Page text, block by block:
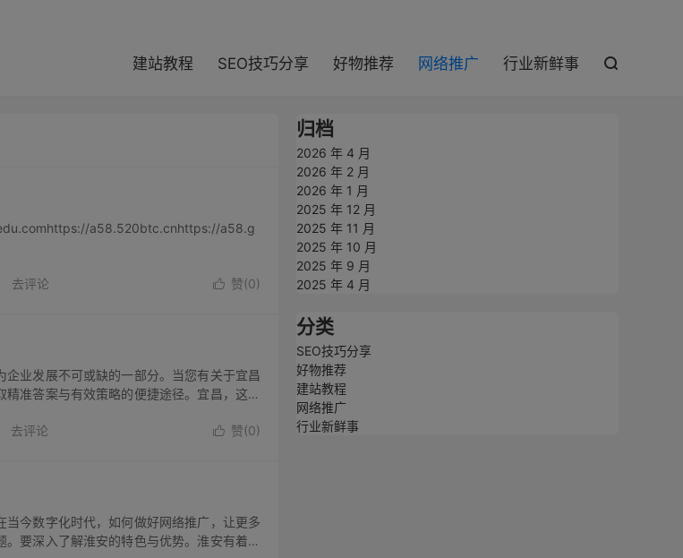
建站教程 SEO技巧分享 好物推荐 网络推广 行业新鲜事 
a58.520btc.cnhttps://a58.g
 赞(0)
去评论
业发展不可或缺的一部分。当您有关于宜昌
准答案与有效策略的便捷途径。宜昌，这座
意识到网络...
 赞(0)
去评论
今数字化时代，如何做好网络推广，让更多
要深入了解淮安的特色与优势。淮安有着丰
归档
2026 年 4 月
2026 年 2 月
2026 年 1 月
2025 年 12 月
2025 年 11 月
2025 年 10 月
2025 年 9 月
2025 年 4 月
分类
SEO技巧分享
好物推荐
建站教程
网络推广
行业新鲜事